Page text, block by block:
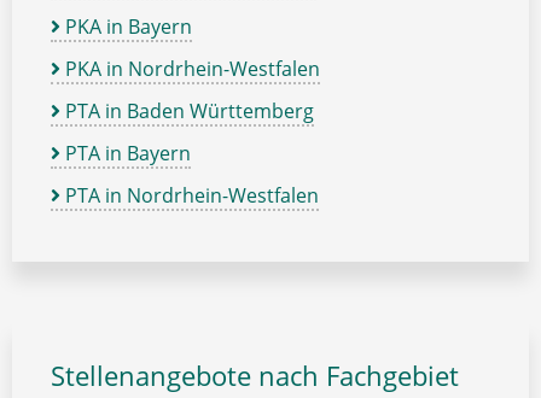
PKA in Bayern
PKA in Nordrhein-Westfalen
PTA in Baden Württemberg
PTA in Bayern
PTA in Nordrhein-Westfalen
Stellenangebote nach Fachgebiet